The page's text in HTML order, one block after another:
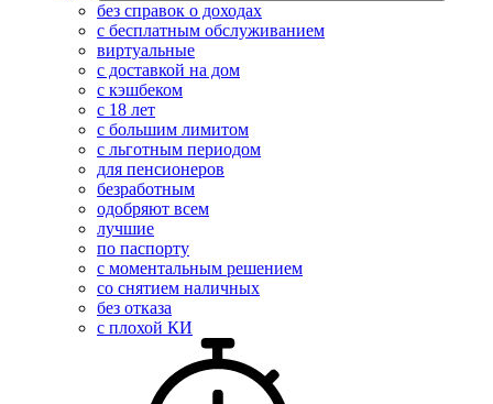
без справок о доходах
с бесплатным обслуживанием
виртуальные
с доставкой на дом
с кэшбеком
с 18 лет
с большим лимитом
с льготным периодом
для пенсионеров
безработным
одобряют всем
лучшие
по паспорту
с моментальным решением
со снятием наличных
без отказа
с плохой КИ